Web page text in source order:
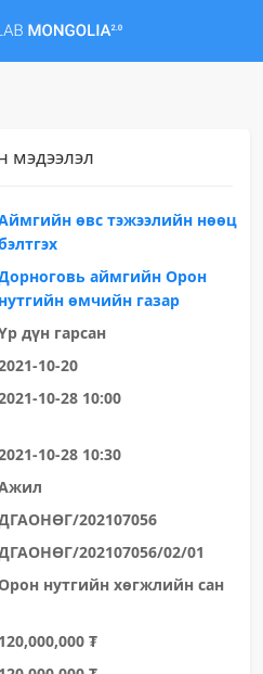
мэдээлэл
өвс тэжээлийн нөөц
аймгийн Орон
нутгийн өмчийн газар
дүн гарсан
10-20
10-28 10:00
10-28 10:30
202107056
202107056/02/01
Орон нутгийн хөгжлийн сан
120,000,000 ₮